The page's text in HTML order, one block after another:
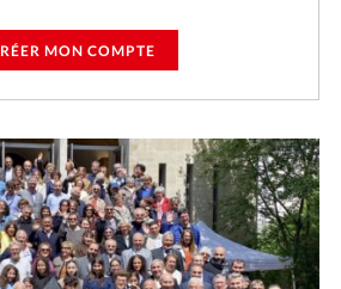
MON COMPTE